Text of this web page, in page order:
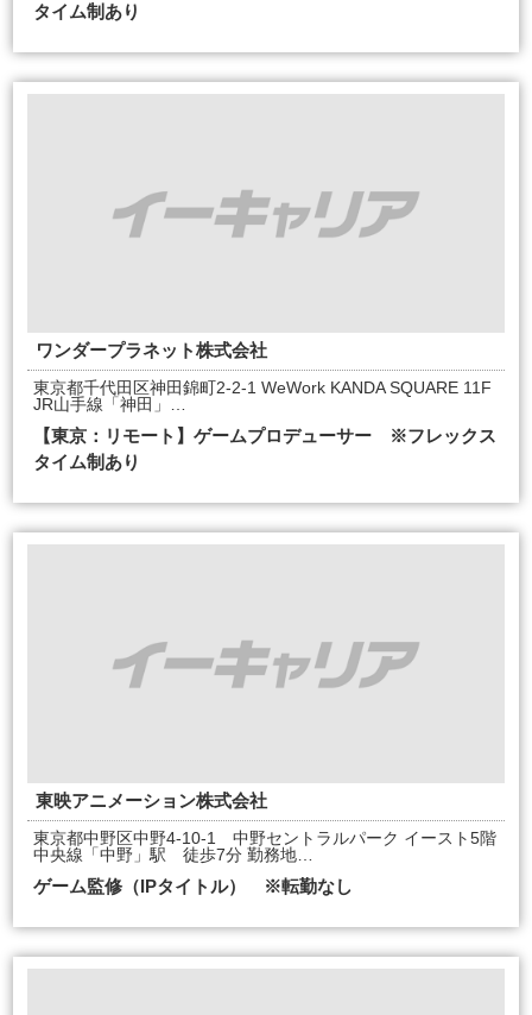
タイム制あり
ワンダープラネット株式会社
東京都千代田区神田錦町2-2-1 WeWork KANDA SQUARE 11F
JR山手線「神田」…
【東京：リモート】ゲームプロデューサー ※フレックス
タイム制あり
東映アニメーション株式会社
東京都中野区中野4-10-1 中野セントラルパーク イースト5階
中央線「中野」駅 徒歩7分 勤務地…
ゲーム監修（IPタイトル） ※転勤なし